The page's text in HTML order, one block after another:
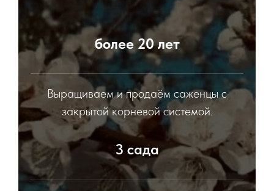
более 20 лет
Выращиваем и продаём саженцы с
закрытой корневой системой.
3 сада